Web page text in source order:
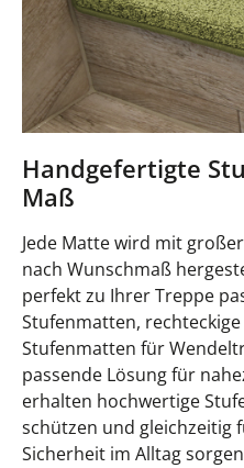
Handgefertigte
Maß
Jede Matte wird mit
nach Wunschmaß
perfekt zu Ihrer Treppe
Stufenmatten,
Stufenmatten für
passende Lösung für
erhalten hochwertige
schützen und gleichzeitig
Sicherheit im Alltag